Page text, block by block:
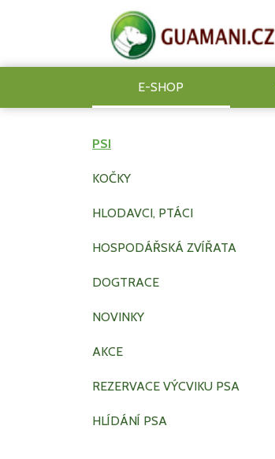
E-SHOP
PSI
KOČKY
HLODAVCI, PTÁCI
HOSPODÁŘSKÁ ZVÍŘATA
DOGTRACE
NOVINKY
AKCE
REZERVACE VÝCVIKU PSA
HLÍDÁNÍ PSA